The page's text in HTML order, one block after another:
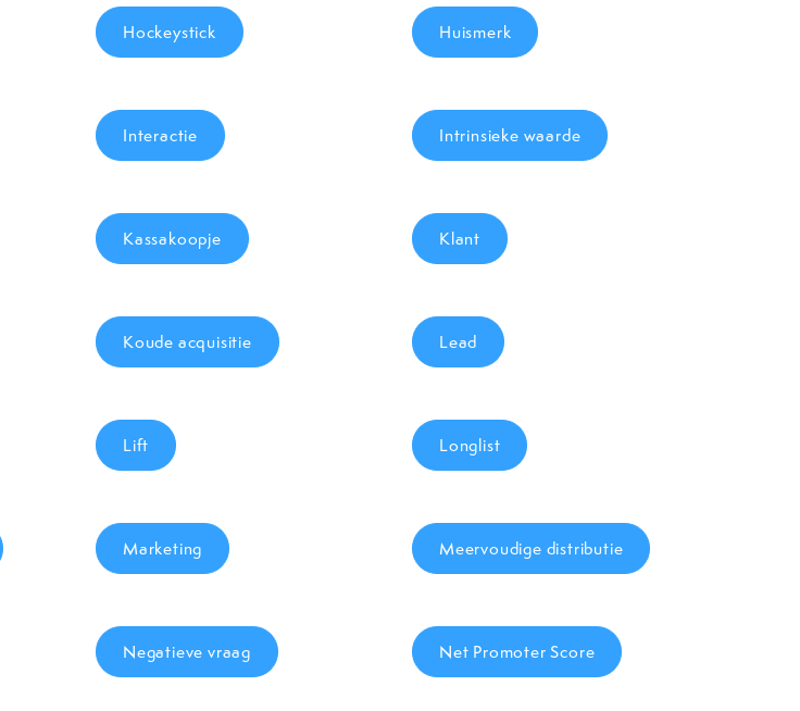
Hockeystick Huismerk
Interactie Intrinsieke waarde
Kassakoopje Klant
Koude acquisitie Lead
Lift Longlist
Marketing Meervoudige distributie
Negatieve vraag Net Promoter Score